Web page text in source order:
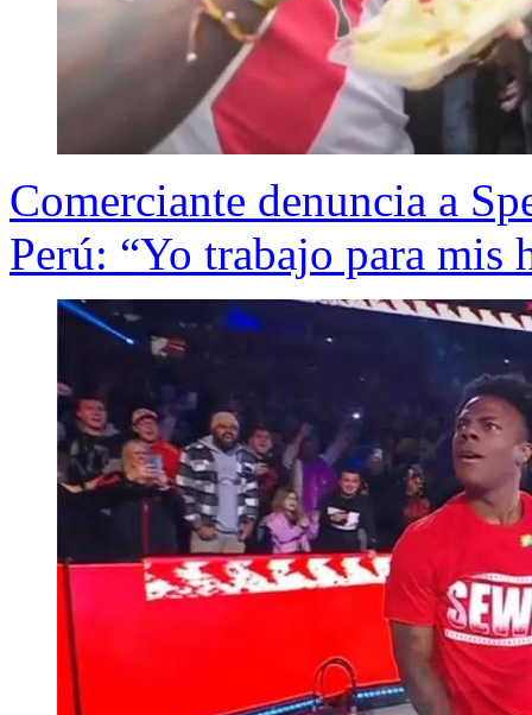
Comerciante denuncia a
Perú: “Yo trabajo para mis